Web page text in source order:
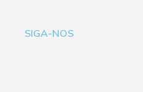
SIGA-NOS